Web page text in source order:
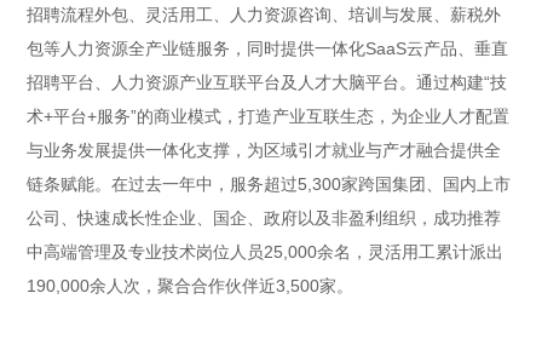
招聘流程外包、灵活用工、人力资源咨询、培训与发展、薪税外
包等人力资源全产业链服务，同时提供一体化SaaS云产品、垂直
招聘平台、人力资源产业互联平台及人才大脑平台。通过构建“技
术+平台+服务”的商业模式，打造产业互联生态，为企业人才配置
与业务发展提供一体化支撑，为区域引才就业与产才融合提供全
链条赋能。在过去一年中，服务超过5,300家跨国集团、国内上市
公司、快速成长性企业、国企、政府以及非盈利组织，成功推荐
中高端管理及专业技术岗位人员25,000余名，灵活用工累计派出
190,000余人次，聚合合作伙伴近3,500家。